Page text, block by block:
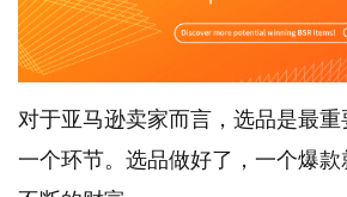
对于亚马逊卖家而言，选品是最
一个环节。选品做好了，一个爆